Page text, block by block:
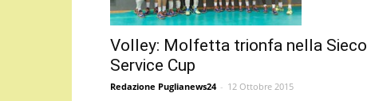
Volley: Molfetta trionfa nella Sieco
Service Cup
Redazione Puglianews24 - 12 Ottobre 2015